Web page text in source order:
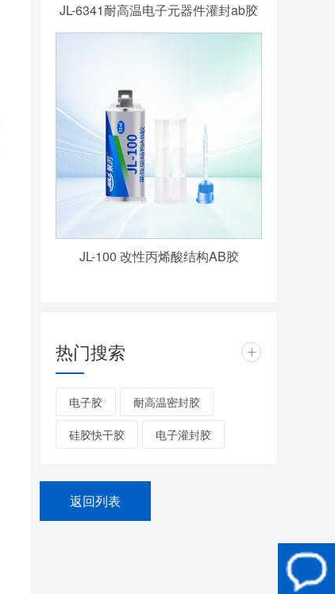
JL-6341耐高温电子元器件灌封ab胶
JL-100 改性丙烯酸结构AB胶
热门搜索 +
电子胶 耐高温密封胶
硅胶快干胶 电子灌封胶
返回列表